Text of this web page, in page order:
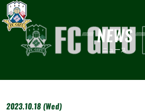
NEWS
ニュース
2023.10.18 (Wed)